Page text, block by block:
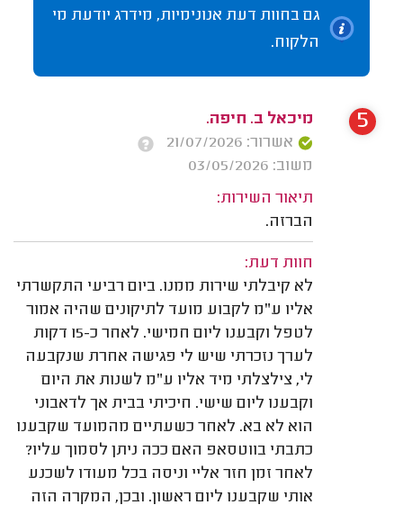
גם בחוות דעת אנונימיות, מידרג יודעת מי
הלקוח.
מיכאל ב. חיפה.
אשרור: 21/07/2026
משוב: 03/05/2026
תיאור השירות:
הברזה.
חוות דעת:
לא קיבלתי שירות ממנו. ביום רביעי התקשרתי
אליו ע"מ לקבוע מועד לתיקונים שהיה אמור
לטפל וקבענו ליום חמישי. לאחר כ-15 דקות
לערך נזכרתי שיש לי פגישה אחרת שנקבעה
לי, צילצלתי מיד אליו ע"מ לשנות את היום
וקבענו ליום שישי. חיכיתי בבית אך לדאבוני
הוא לא בא. לאחר כשעתיים מהמועד שקבענו
כתבתי בווטסאפ האם ככה ניתן לסמוך עליו?
לאחר זמן חזר אליי וניסה בכל מעודו לשכנע
אותי שקבענו ליום ראשון. ובכן, המקרה הזה
5